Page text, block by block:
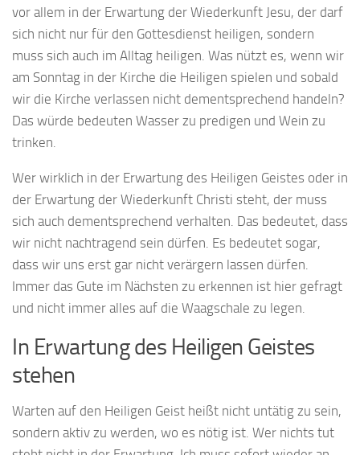
vor allem in der Erwartung der Wiederkunft Jesu, der darf
sich nicht nur für den Gottesdienst heiligen, sondern
muss sich auch im Alltag heiligen. Was nützt es, wenn wir
am Sonntag in der Kirche die Heiligen spielen und sobald
wir die Kirche verlassen nicht dementsprechend handeln?
Das würde bedeuten Wasser zu predigen und Wein zu
trinken.
Wer wirklich in der Erwartung des Heiligen Geistes oder in
der Erwartung der Wiederkunft Christi steht, der muss
sich auch dementsprechend verhalten. Das bedeutet, dass
wir nicht nachtragend sein dürfen. Es bedeutet sogar,
dass wir uns erst gar nicht verärgern lassen dürfen.
Immer das Gute im Nächsten zu erkennen ist hier gefragt
und nicht immer alles auf die Waagschale zu legen.
In Erwartung des Heiligen Geistes
stehen
Warten auf den Heiligen Geist heißt nicht untätig zu sein,
sondern aktiv zu werden, wo es nötig ist. Wer nichts tut